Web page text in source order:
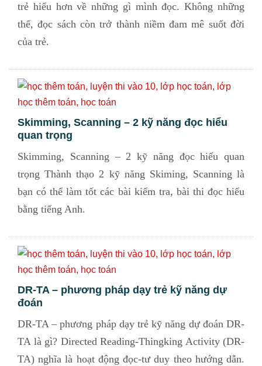
trẻ hiểu hơn về những gì mình đọc. Không những
thế, đọc sách còn trở thành niềm đam mê suốt đời
của trẻ.
Skimming, Scanning – 2 kỹ năng đọc hiểu
quan trọng
Skimming, Scanning – 2 kỹ năng đọc hiểu quan
trọng Thành thạo 2 kỹ năng Skiming, Scanning là
bạn có thể làm tốt các bài kiểm tra, bài thi đọc hiểu
bằng tiếng Anh.
DR-TA – phương pháp dạy trẻ kỹ năng dự
đoán
DR-TA – phương pháp dạy trẻ kỹ năng dự đoán DR-
TA là gì? Directed Reading-Thingking Activity (DR-
TA) nghĩa là hoạt động đọc-tư duy theo hướng dẫn.